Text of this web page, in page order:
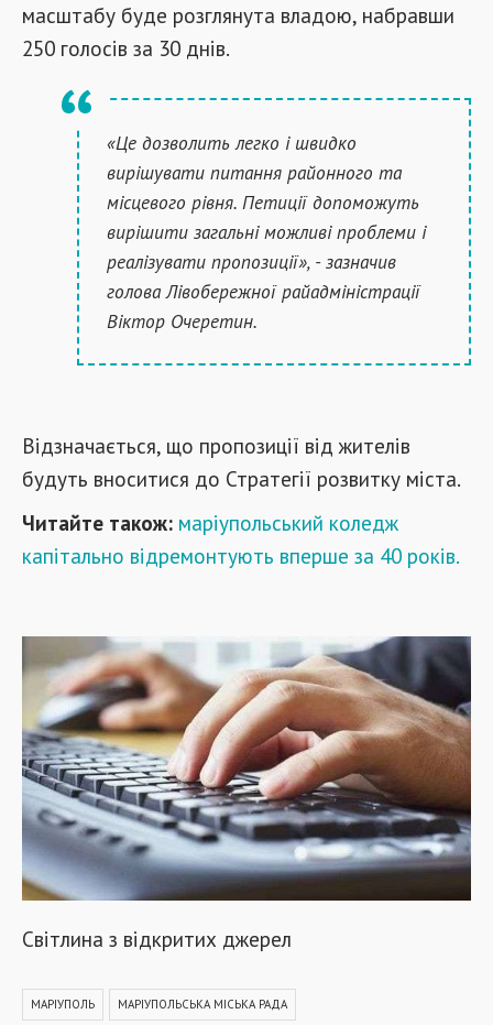
масштабу буде розглянута владою, набравши
250 голосів за 30 днів.
«Це дозволить легко і швидко
вирішувати питання районного та
місцевого рівня. Петиції допоможуть
вирішити загальні можливі проблеми і
реалізувати пропозиції», - зазначив
голова Лівобережної райадміністрації
Віктор Очеретин.
Відзначається, що пропозиції від жителів
будуть вноситися до Стратегії розвитку міста.
Читайте також: маріупольський коледж
капітально відремонтують вперше за 40 років.
Світлина з відкритих джерел
МАРІУПОЛЬ МАРІУПОЛЬСЬКА МІСЬКА РАДА